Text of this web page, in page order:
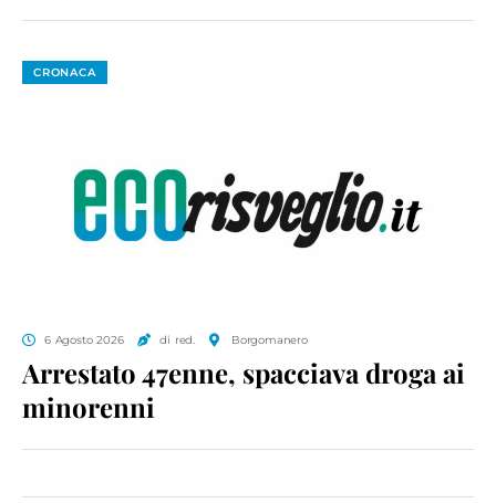
CRONACA
6 Agosto 2026 di red. Borgomanero
Arrestato 47enne, spacciava droga ai
minorenni